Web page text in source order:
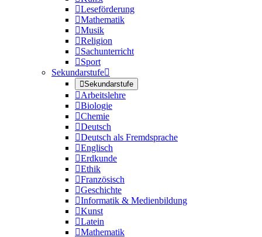
Leseförderung
Mathematik
Musik
Religion
Sachunterricht
Sport
Sekundarstufe
Sekundarstufe
Arbeitslehre
Biologie
Chemie
Deutsch
Deutsch als Fremdsprache
Englisch
Erdkunde
Ethik
Französisch
Geschichte
Informatik & Medienbildung
Kunst
Latein
Mathematik